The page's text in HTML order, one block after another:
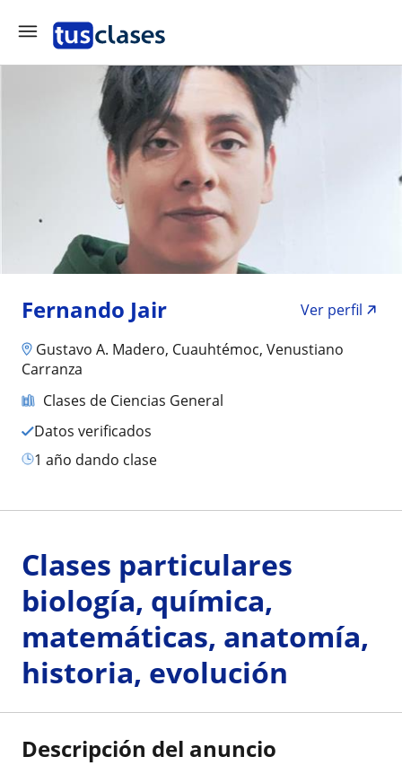
Fernando Jair
Ver perfil
Gustavo A. Madero, Cuauhtémoc, Venustiano
Carranza
Clases de Ciencias General
Datos verificados
1 año dando clase
Clases particulares
biología, química,
matemáticas, anatomía,
historia, evolución
Descripción del anuncio